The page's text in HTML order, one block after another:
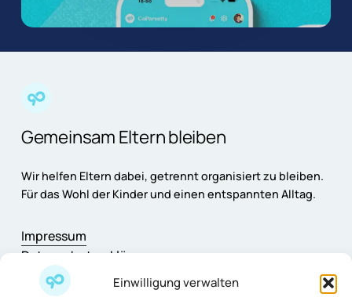
Einwilligung verwalten
Gemeinsam Eltern bleiben
Wir helfen Eltern dabei, getrennt organisiert zu bleiben.
Für das Wohl der Kinder und einen entspannten Alltag.
Impressum
Datenschutzerklärung
AGB